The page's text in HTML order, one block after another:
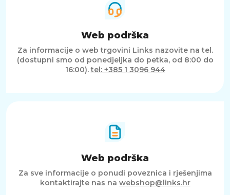
Web podrška
Za informacije o web trgovini Links nazovite na tel.
(dostupni smo od ponedjeljka do petka, od 8:00 do
16:00).tel: +385 1 3096 944
Web podrška
Za sve informacije o ponudi poveznica i rješenjima
kontaktirajte nas na webshop@links.hr